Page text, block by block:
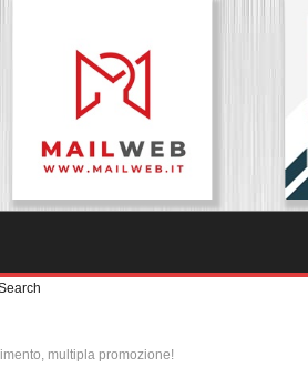
multipla promozione!